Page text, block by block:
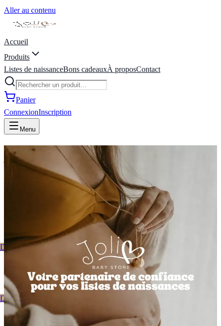
Aller au contenu
Accueil
Produits
Listes de naissanceBons cadeauxÀ proposContact
Panier
ConnexionInscription
Menu
joli coeur baby store | liste de
naissance | Marche-en-
Famenne, Belgique
Bienvenue Chez Joli Coeur
Découvrez notre catalogue
Bienvenue Chez Joli Coeur
Découvrez notre catalogue